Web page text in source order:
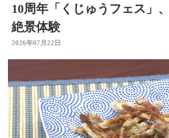
10周年「くじゅうフェス」
絶景体験
2026年07月22日